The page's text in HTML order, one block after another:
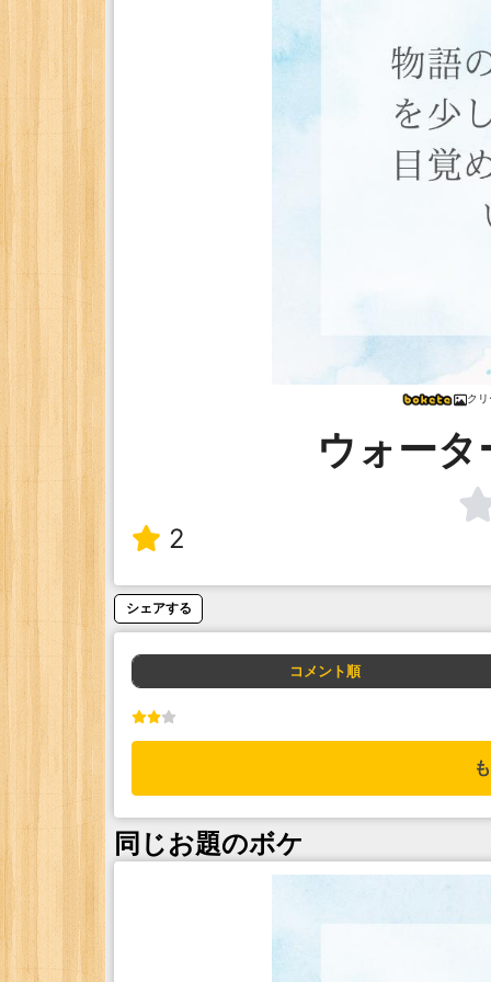
ク
ウォー
2
シェアする
コメント順
同じお題のボケ